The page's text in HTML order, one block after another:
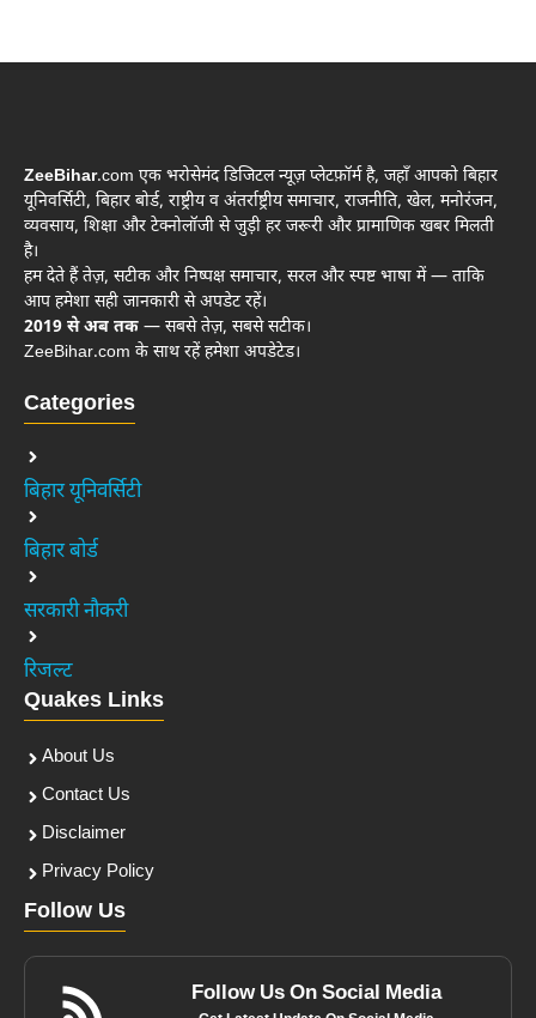
ZeeBihar.com एक भरोसेमंद डिजिटल न्यूज़ प्लेटफ़ॉर्म है, जहाँ आपको बिहार
यूनिवर्सिटी, बिहार बोर्ड, राष्ट्रीय व अंतर्राष्ट्रीय समाचार, राजनीति, खेल, मनोरंजन,
व्यवसाय, शिक्षा और टेक्नोलॉजी से जुड़ी हर जरूरी और प्रामाणिक खबर मिलती
है।
हम देते हैं तेज़, सटीक और निष्पक्ष समाचार, सरल और स्पष्ट भाषा में — ताकि
आप हमेशा सही जानकारी से अपडेट रहें।
2019 से अब तक — सबसे तेज़, सबसे सटीक।
ZeeBihar.com के साथ रहें हमेशा अपडेटेड।
Categories
बिहार यूनिवर्सिटी
बिहार बोर्ड
सरकारी नौकरी
रिजल्ट
Quakes Links
About Us
Contact Us
Disclaimer
Privacy Policy
Follow Us
Follow Us On Social Media